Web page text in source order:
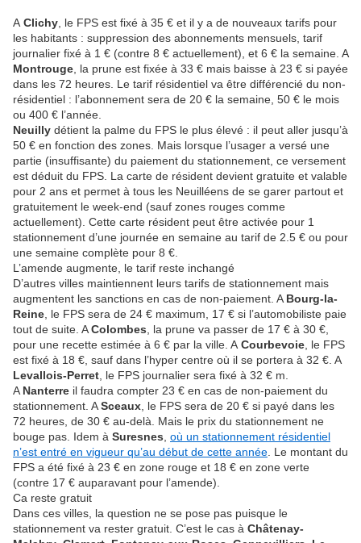
A Clichy , le FPS est fixé à 35 € et il y a de nouveaux tarifs pour
les habitants : suppression des abonnements mensuels, tarif
journalier fixé à 1 € (contre 8 € actuellement), et 6 € la semaine. A
Montrouge , la prune est fixée à 33 € mais baisse à 23 € si payée
dans les 72 heures. Le tarif résidentiel va être différencié du non-
résidentiel : l’abonnement sera de 20 € la semaine, 50 € le mois
ou 400 € l’année.
Neuilly détient la palme du FPS le plus élevé : il peut aller jusqu’à
50 € en fonction des zones. Mais lorsque l’usager a versé une
partie (insuffisante) du paiement du stationnement, ce versement
est déduit du FPS. La carte de résident devient gratuite et valable
pour 2 ans et permet à tous les Neuilléens de se garer partout et
gratuitement le week-end (sauf zones rouges comme
actuellement). Cette carte résident peut être activée pour 1
stationnement d’une journée en semaine au tarif de 2.5 € ou pour
une semaine complète pour 8 €.
L’amende augmente, le tarif reste inchangé
D’autres villes maintiennent leurs tarifs de stationnement mais
augmentent les sanctions en cas de non-paiement. A Bourg-la-
Reine , le FPS sera de 24 € maximum, 17 € si l’automobiliste paie
tout de suite. AColombes , la prune va passer de 17 € à 30 €,
pour une recette estimée à 6 € par la ville. A Courbevoie , le FPS
est fixé à 18 €, sauf dans l’hyper centre où il se portera à 32 €. A
Levallois-Perret , le FPS journalier sera fixé à 32 € m.
A Nanterre il faudra compter 23 € en cas de non-paiement du
stationnement. ASceaux , le FPS sera de 20 € si payé dans les
72 heures, de 30 € au-delà. Mais le prix du stationnement ne
bouge pas. Idem à Suresnes où un stationnement résidentiel
n’est entré en vigueur qu’au début de cette année . Le montant du
FPS a été fixé à 23 € en zone rouge et 18 € en zone verte
(contre 17 € auparavant pour l’amende).
Ca reste gratuit
Dans ces villes, la question ne se pose pas puisque le
stationnement va rester gratuit. C’est le cas à Châtenay-